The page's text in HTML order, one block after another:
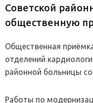
Советской
общественную
Общественная
отделений
районной больницы
Работы по